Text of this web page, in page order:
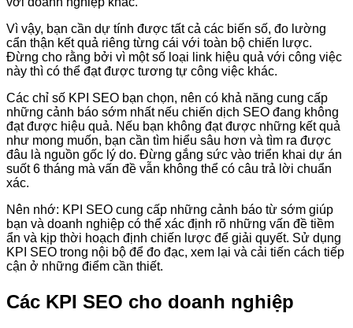
Vì vậy, bạn cần dự tính được tất cả các biến số, đo lường
cẩn thận kết quả riêng từng cái với toàn bộ chiến lược.
Đừng cho rằng bởi vì một số loại link hiệu quả với công việc
này thì có thể đạt được tương tự công việc khác.
Các chỉ số KPI SEO bạn chọn, nên có khả năng cung cấp
những cảnh báo sớm nhất nếu chiến dịch SEO đang không
đạt được hiệu quả. Nếu bạn không đạt được những kết quả
như mong muốn, bạn cần tìm hiểu sâu hơn và tìm ra được
đâu là nguồn gốc lý do. Đừng gắng sức vào triển khai dự án
suốt 6 tháng mà vấn đề vẫn không thể có câu trả lời chuẩn
xác.
Nên nhớ: KPI SEO cung cấp những cảnh báo từ sớm giúp
bạn và doanh nghiệp có thể xác định rõ những vấn đề tiềm
ẩn và kịp thời hoạch định chiến lược để giải quyết. Sử dụng
KPI SEO trong nội bộ để đo đạc, xem lại và cải tiến cách tiếp
cận ở những điểm cần thiết.
Các KPI SEO cho doanh nghiệp